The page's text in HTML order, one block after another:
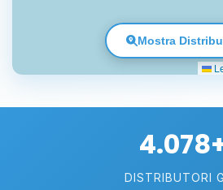
Mostra
DISTRIBUTORI